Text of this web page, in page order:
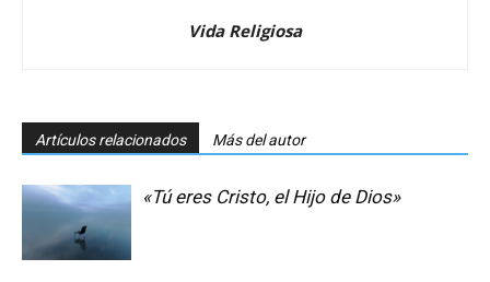
Vida Religiosa
Artículos relacionados Más del autor
«Tú eres Cristo, el Hijo de Dios»